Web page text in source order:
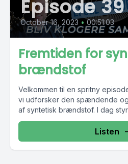
Episode 39
October 16, 2023 • 00:51:03
Fremtiden for
brændstof
Velkommen til en spritny
vi udforsker den spændende
af syntetisk brændstof. I dag
Listen